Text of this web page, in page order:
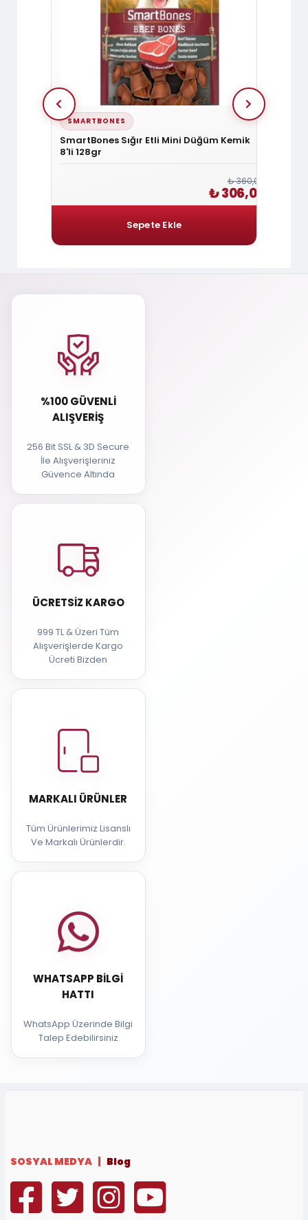
SMARTBONES
SmartBones Sığır Etli Mini Düğüm Kemik
8'li 128gr
₺ 360,00
₺ 306,00
%100 GÜVENLI
ALIŞVERIŞ
256 Bit SSL & 3D Secure
İle Alışverişleriniz
Güvence Altında
ÜCRETSIZ KARGO
999 TL & Üzeri Tüm
Alışverişlerde Kargo
Ücreti Bizden
MARKALI ÜRÜNLER
Tüm Ürünlerimiz Lisanslı
Ve Markalı Ürünlerdir.
WHATSAPP BILGI
HATTI
WhatsApp Üzerinde Bilgi
Talep Edebilirsiniz
SOSYAL MEDYA | Blog